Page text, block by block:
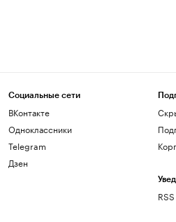
Социальные сети
ВКонтакте
Одноклассники
Telegram
Дзен